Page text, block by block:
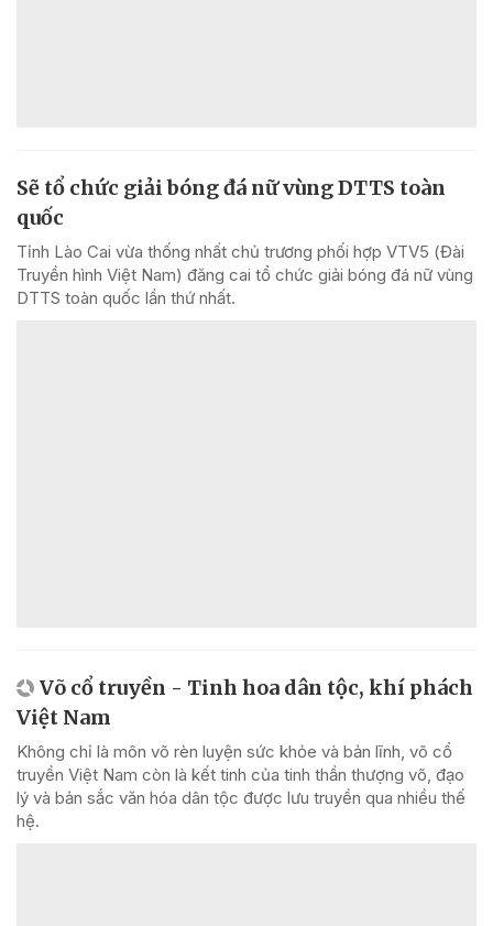
Sẽ tổ chức giải bóng đá nữ vùng DTTS toàn
quốc
Tỉnh Lào Cai vừa thống nhất chủ trương phối hợp VTV5 (Đài
Truyền hình Việt Nam) đăng cai tổ chức giải bóng đá nữ vùng
DTTS toàn quốc lần thứ nhất.
Võ cổ truyền - Tinh hoa dân tộc, khí phách
Việt Nam
Không chỉ là môn võ rèn luyện sức khỏe và bản lĩnh, võ cổ
truyền Việt Nam còn là kết tinh của tinh thần thượng võ, đạo
lý và bản sắc văn hóa dân tộc được lưu truyền qua nhiều thế
hệ.